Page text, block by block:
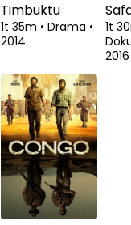
Timbuktu
1t 35m • Drama •
2014
1t
2016